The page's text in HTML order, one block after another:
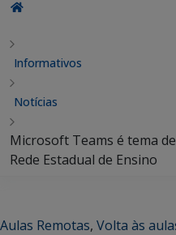
Informativos
Notícias
Microsoft Teams é tema
Rede Estadual de Ensino
Aulas Remotas, Volta às